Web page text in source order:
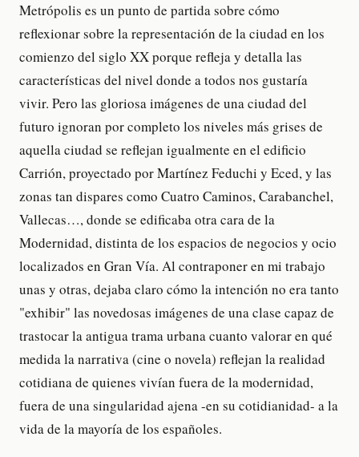
Metrópolis es un punto de partida sobre cómo
reflexionar sobre la representación de la ciudad en los
comienzo del siglo XX porque refleja y detalla las
características del nivel donde a todos nos gustaría
vivir. Pero las gloriosa imágenes de una ciudad del
futuro ignoran por completo los niveles más grises de
aquella ciudad se reflejan igualmente en el edificio
Carrión, proyectado por Martínez Feduchi y Eced, y las
zonas tan dispares como Cuatro Caminos, Carabanchel,
Vallecas…, donde se edificaba otra cara de la
Modernidad, distinta de los espacios de negocios y ocio
localizados en Gran Vía. Al contraponer en mi trabajo
unas y otras, dejaba claro cómo la intención no era tanto
"exhibir" las novedosas imágenes de una clase capaz de
trastocar la antigua trama urbana cuanto valorar en qué
medida la narrativa (cine o novela) reflejan la realidad
cotidiana de quienes vivían fuera de la modernidad,
fuera de una singularidad ajena -en su cotidianidad- a la
vida de la mayoría de los españoles.